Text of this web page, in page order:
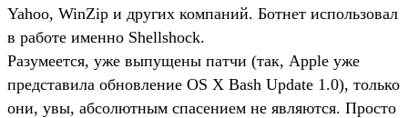
Yahoo, WinZip и других компаний. Ботнет использовал
в работе именно Shellshock.
Разумеется, уже выпущены патчи (так, Apple уже
представила обновление OS X Bash Update 1.0), только
они, увы, абсолютным спасением не являются. Просто